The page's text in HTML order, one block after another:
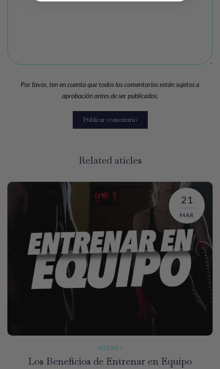
Por favor, ten en cuenta que todos los comentarios están sujetos a
aprobación antes de ser publicados.
Related aticles
21
MAR
ATLESIA +
Los Beneficios de Entrenar en Equipo